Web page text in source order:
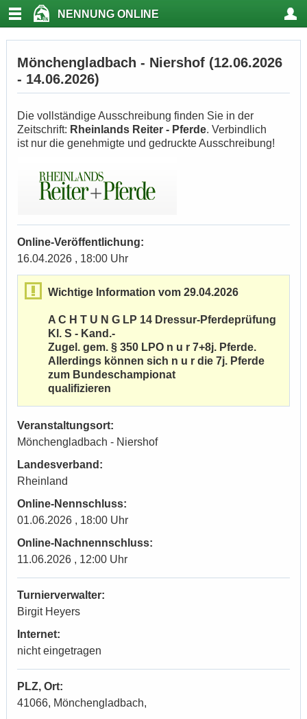
NENNUNG ONLINE
Mönchengladbach - Niershof (12.06.2026
- 14.06.2026)
Die vollständige Ausschreibung finden Sie in der
Zeitschrift: Rheinlands Reiter - Pferde. Verbindlich
ist nur die genehmigte und gedruckte Ausschreibung!
Online-Veröffentlichung:
16.04.2026 , 18:00 Uhr
Wichtige Information vom 29.04.2026
A C H T U N G LP 14 Dressur-Pferdeprüfung
Kl. S - Kand.-
Zugel. gem. § 350 LPO n u r 7+8j. Pferde.
Allerdings können sich n u r die 7j. Pferde
zum Bundeschampionat
qualifizieren
Veranstaltungsort:
Mönchengladbach - Niershof
Landesverband:
Rheinland
Online-Nennschluss:
01.06.2026 , 18:00 Uhr
Online-Nachnennschluss:
11.06.2026 , 12:00 Uhr
Turnierverwalter:
Birgit Heyers
Internet:
nicht eingetragen
PLZ, Ort:
41066, Mönchengladbach,